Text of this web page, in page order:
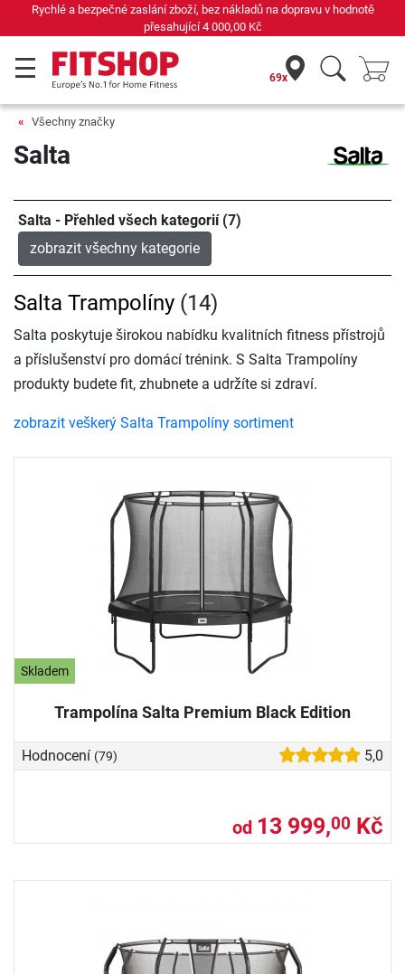
Již 42 let váš odborník na domácí fitness
69x
Všechny značky
Salta
Salta - Přehled všech kategorií (7)
zobrazit všechny kategorie
Skladem
Trampolína Salta Premium Black Edition
Hodnocení (79) 5,0
od 13 999,00 Kč
Salta Trampolíny (14)
Salta poskytuje širokou nabídku kvalitních fitness přístrojů
a příslušenství pro domácí trénink. S Salta Trampolíny
produkty budete fit, zhubnete a udržíte si zdraví.
zobrazit veškerý Salta Trampolíny sortiment